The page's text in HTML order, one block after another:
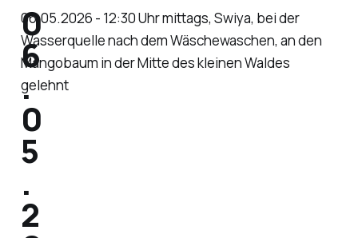
06.05.2026 - 12:30 Uhr mittags, Swiya, bei der
Wasserquelle nach dem Wäschewaschen, an den
Mangobaum in der Mitte des kleinen Waldes
gelehnt
0
6
.
0
5
.
2